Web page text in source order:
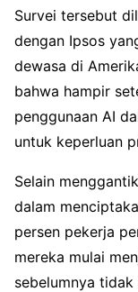
Survei tersebut
dengan Ipsos
dewasa di
bahwa hampir
penggunaan AI
untuk keperluan
Selain
dalam
persen pekerja
mereka mulai
sebelumnya tidak